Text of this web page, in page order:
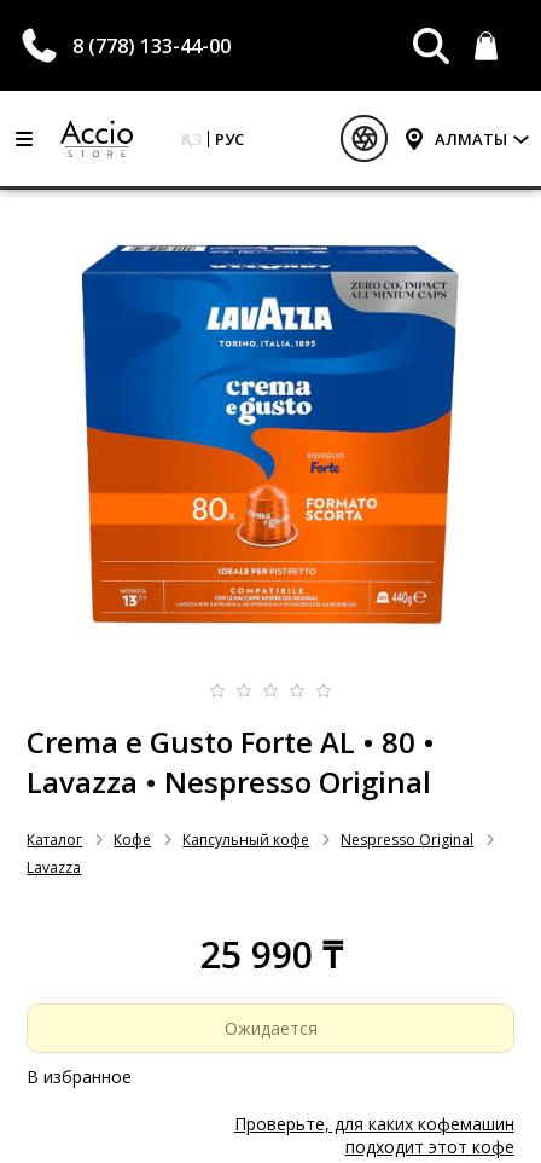
8 (778) 133-44-00
ҚАЗ РУС АЛМАТЫ
Crema e Gusto Forte AL • 80 •
Lavazza • Nespresso Original
Каталог Кофе Капсульный кофе
Nespresso Original
Lavazza
25 990 ₸
Ожидается
В избранное
Проверьте, для каких кофемашин
подходит этот кофе